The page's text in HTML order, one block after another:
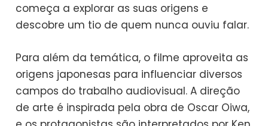
começa a explorar as suas origens e
descobre um tio de quem nunca ouviu falar.
Para além da temática, o filme aproveita as
origens japonesas para influenciar diversos
campos do trabalho audiovisual. A direção
de arte é inspirada pela obra de Oscar Oiwa,